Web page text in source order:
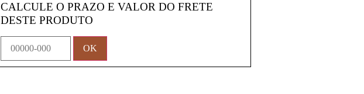
CALCULE O PRAZO E VALOR DO FRETE
DESTE PRODUTO